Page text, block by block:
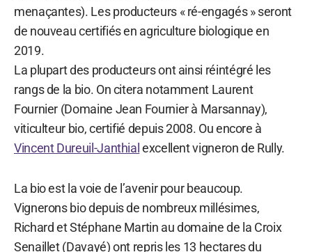
menaçantes). Les producteurs « ré-engagés » seront
de nouveau certifiés en agriculture biologique en
2019.
La plupart des producteurs ont ainsi réintégré les
rangs de la bio. On citera notamment Laurent
Fournier (Domaine Jean Fournier à Marsannay),
viticulteur bio, certifié depuis 2008. Ou encore à
Vincent Dureuil-Janthial excellent vigneron de Rully.
La bio est la voie de l’avenir pour beaucoup.
Vignerons bio depuis de nombreux millésimes,
Richard et Stéphane Martin au domaine de la Croix
Senaillet (Davayé) ont repris les 13 hectares du